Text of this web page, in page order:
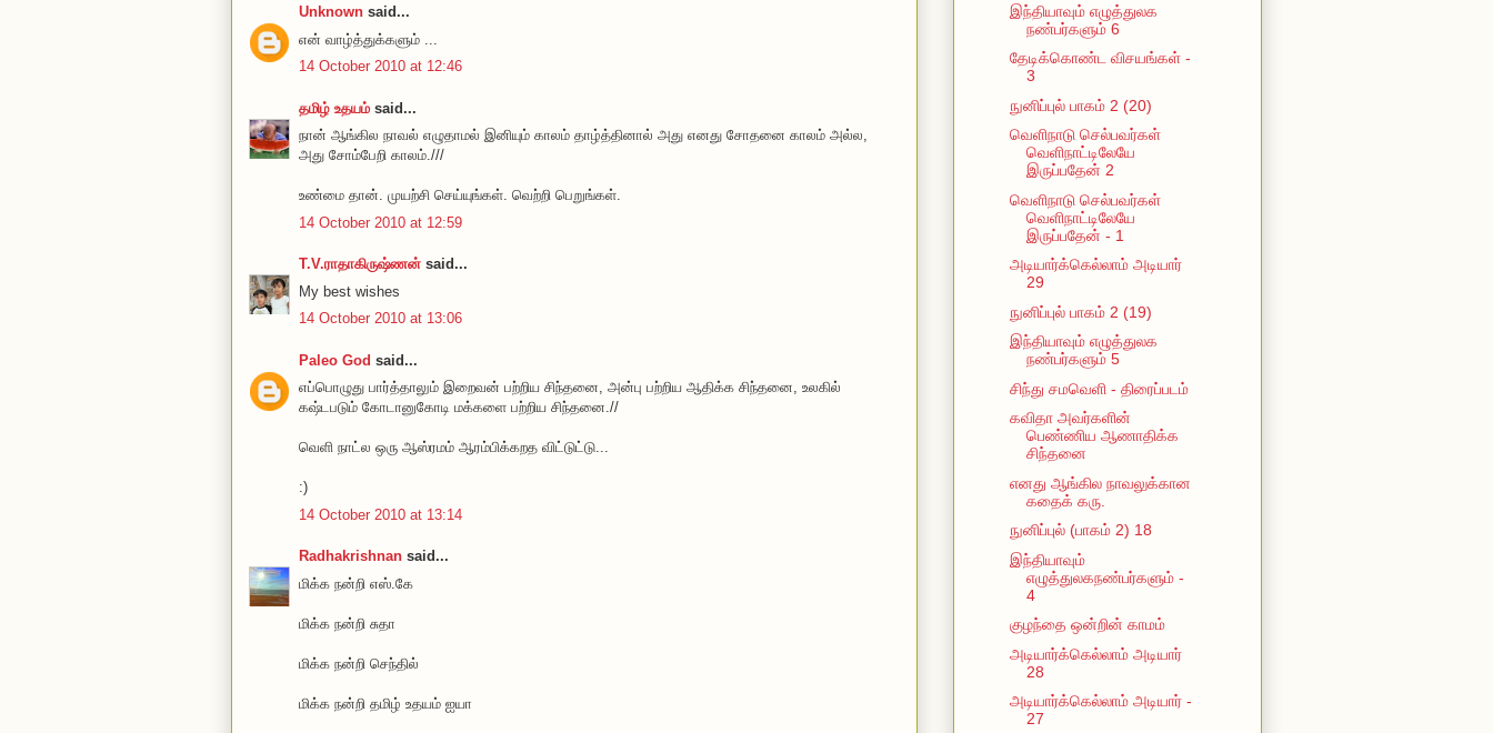
Unknown said...
என் வாழ்த்துக்களும் ...
14 October 2010 at 12:46
தமிழ் உதயம்said...
நான் ஆங்கில நாவல் எழுதாமல் இனியும் காலம் தாழ்த்தினால் அது எனது சோதனை காலம் அல்ல,
அது சோம்பேறி காலம்.///
உண்மை தான். முயற்சி செய்யுங்கள். வெற்றி பெறுங்கள்.
14 October 2010 at 12:59
T.V.ராதாகிருஷ்ணன் said...
My best wishes
14 October 2010 at 13:06
Paleo God said...
எப்பொழுது பார்த்தாலும் இறைவன் பற்றிய சிந்தனை, அன்பு பற்றிய ஆதிக்க சிந்தனை, உலகில்
கஷ்டபடும் கோடானுகோடி மக்களை பற்றிய சிந்தனை.//
வெளி நாட்ல ஒரு ஆஸ்ரமம் ஆரம்பிக்கறத விட்டுட்டு...
:)
14 October 2010 at 13:14
Radhakrishnan said...
மிக்க நன்றி எஸ்.கே
மிக்க நன்றி சுதா
மிக்க நன்றி செந்தில்
மிக்க நன்றி தமிழ் உதயம் ஐயா
இந்தியாவும் எழுத்துலக
நண்பர்களும் 6
தேடிக்கொண்ட விசயங்கள் -
3
நுனிப்புல் பாகம் 2 (20)
வெளிநாடு செல்பவர்கள்
வெளிநாட்டிலேயே
இருப்பதேன் 2
வெளிநாடு செல்பவர்கள்
வெளிநாட்டிலேயே
இருப்பதேன் - 1
அடியார்க்கெல்லாம் அடியார்
29
நுனிப்புல் பாகம் 2 (19)
இந்தியாவும் எழுத்துலக
நண்பர்களும் 5
சிந்து சமவெளி - திரைப்படம்
கவிதா அவர்களின்
பெண்ணிய ஆணாதிக்க
சிந்தனை
எனது ஆங்கில நாவலுக்கான
கதைக் கரு.
நுனிப்புல் (பாகம் 2) 18
இந்தியாவும்
எழுத்துலகநண்பர்களும் -
4
குழந்தை ஒன்றின் காமம்
அடியார்க்கெல்லாம் அடியார்
28
அடியார்க்கெல்லாம் அடியார் -
27